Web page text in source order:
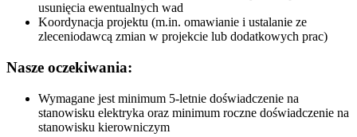
usunięcia ewentualnych wad
Koordynacja projektu (m.in. omawianie i ustalanie ze
zleceniodawcą zmian w projekcie lub dodatkowych prac)
Nasze oczekiwania:
Wymagane jest minimum 5-letnie doświadczenie na
stanowisku elektryka oraz minimum roczne doświadczenie na
stanowisku kierowniczym